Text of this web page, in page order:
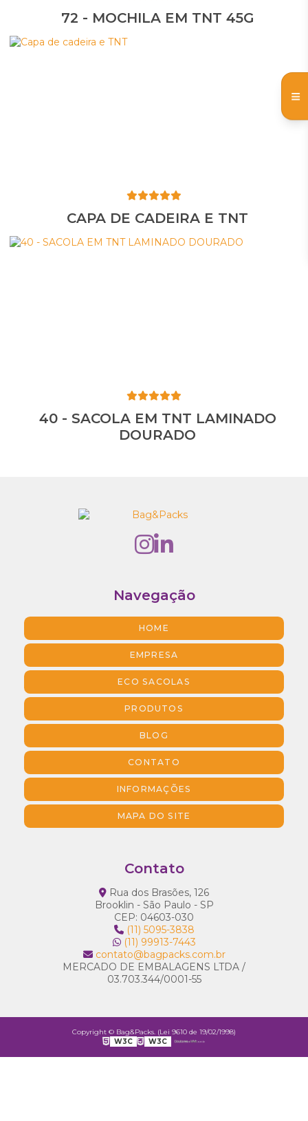
72 - MOCHILA EM TNT 45G
CAPA DE CADEIRA E TNT
40 - SACOLA EM TNT LAMINADO
DOURADO
Navegação
HOME
EMPRESA
ECO SACOLAS
PRODUTOS
BLOG
CONTATO
INFORMAÇÕES
MAPA DO SITE
Contato
Rua dos Brasões, 126
Brooklin - São Paulo - SP
CEP: 04603-030
(11) 5095-3838
(11) 99913-7443
contato@bagpacks.com.br
MERCADO DE EMBALAGENS LTDA /
03.703.344/0001-55
Copyright © Bag&Packs. (Lei 9610 de 19/02/1998)
W3C
W3C